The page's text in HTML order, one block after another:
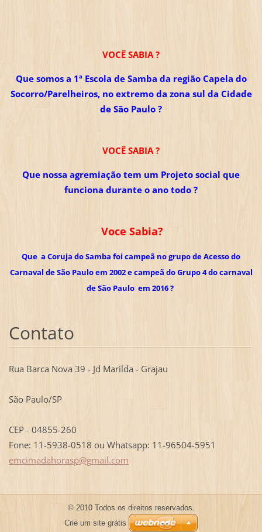
VOCÊ SABIA ?
Que somos a 1ª Escola de Samba da região Capela do
Socorro/Parelheiros, no extremo da zona sul da Cidade
de São Paulo ?
VOCÊ SABIA ?
Que nossa agremiação tem um Projeto social que
funciona durante o ano todo ?
Voce Sabia?
Que a Coruja do Samba foi campeã no grupo de Acesso do
Carnaval de São Paulo em 2002 e campeã do Grupo 4 do carnaval
de São Paulo em 2016 ?
Contato
Rua Barca Nova 39 - Jd Marilda - Grajau
São Paulo/SP
CEP - 04855-260
Fone: 11-5938-0518 ou Whatsapp: 11-96504-5951
emcimadahorasp@gmail.com
© 2010 Todos os direitos reservados.
Crie um site grátis